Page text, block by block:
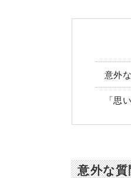
意外
「思
意外な